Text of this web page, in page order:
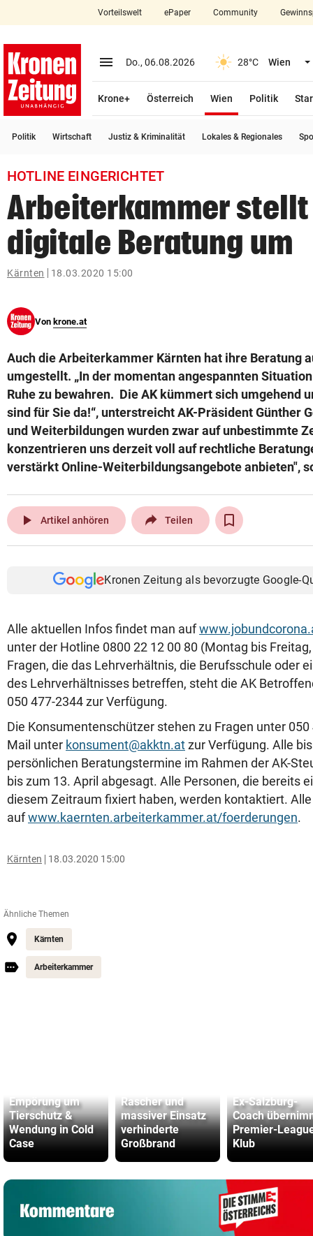
closeSchließen
account_circle Anmelden
arrow_right
search
Suchbegriff
eingeben
© Krone Multimedia GmbH & Co KG 2026
Vorteilswelt ePaper Community
menu Menü aufklappen
Do., 06.08.2026 28°C Wien
Krone+ Österreich Wien
Politik
Politik Wirtschaft Justiz & Kriminalität Lokales & Regionales
HOTLINE EINGERICHTET
Arbeiterkammer
digitale Beratung um
Kärnten 18.03.2020 15:00
Von krone.at
Auch die Arbeiterkammer Kärnten hat ihre Beratung
umgestellt. „In der momentan angespannten
Ruhe zu bewahren. Die AK kümmert sich umgehend
sind für Sie da!“, unterstreicht AK-Präsident Günther
und Weiterbildungen wurden zwar auf unbestimmte
konzentrieren uns derzeit voll auf rechtliche
verstärkt Online-Weiterbildungsangebote anbieten",
play_arrow Artikel anhören Teilen
Kronen Zeitung als bevorzugte Google-
Alle aktuellen Infos findet man auf
unter der Hotline 0800 22 12 00 80 (Montag bis
Fragen, die das Lehrverhältnis, die Berufsschule oder
des Lehrverhältnisses betreffen, steht die AK
050 477-2344 zur Verfügung.
Die Konsumentenschützer stehen zu Fragen unter
Mail unter konsument@akktn.atzur Verfügung. Alle
persönlichen Beratungstermine im Rahmen der AK-
bis zum 13. April abgesagt. Alle Personen, die bereits
diesem Zeitraum fixiert haben, werden kontaktiert.
aufwww.kaernten.arbeiterkammer.at/foerderungen.
Kärnten 18.03.2020 15:00
Ähnliche Themen
Kärnten
Arbeiterkammer
Empörung um
Tierschutz &
Wendung in Cold
Case
Rascher und
massiver Einsatz
verhinderte
Großbrand
Ex-Salzburg-
Coach
Premier-
Klub